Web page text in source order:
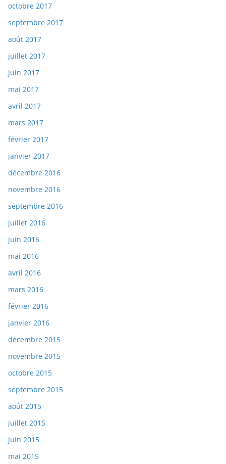
octobre 2017
septembre 2017
août 2017
juillet 2017
juin 2017
mai 2017
avril 2017
mars 2017
février 2017
janvier 2017
décembre 2016
novembre 2016
septembre 2016
juillet 2016
juin 2016
mai 2016
avril 2016
mars 2016
février 2016
janvier 2016
décembre 2015
novembre 2015
octobre 2015
septembre 2015
août 2015
juillet 2015
juin 2015
mai 2015